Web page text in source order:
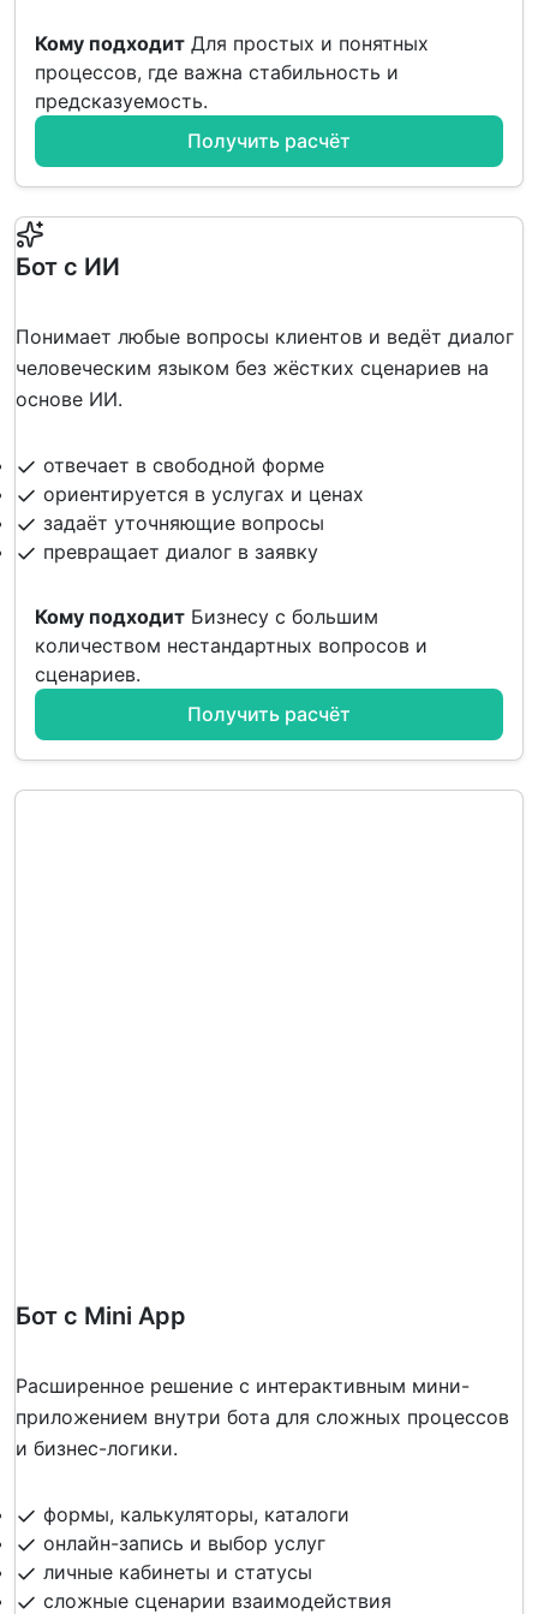
Кому подходит Для простых и понятных
процессов, где важна стабильность и
предсказуемость.
Получить расчёт
Бот с ИИ
Понимает любые вопросы клиентов и ведёт диалог
человеческим языком без жёстких сценариев на
основе ИИ.
отвечает в свободной форме
ориентируется в услугах и ценах
задаёт уточняющие вопросы
превращает диалог в заявку
Кому подходит Бизнесу с большим
количеством нестандартных вопросов и
сценариев.
Получить расчёт
Бот с Mini App
Расширенное решение с интерактивным мини-
приложением внутри бота для сложных процессов
и бизнес-логики.
формы, калькуляторы, каталоги
онлайн-запись и выбор услуг
личные кабинеты и статусы
сложные сценарии взаимодействия